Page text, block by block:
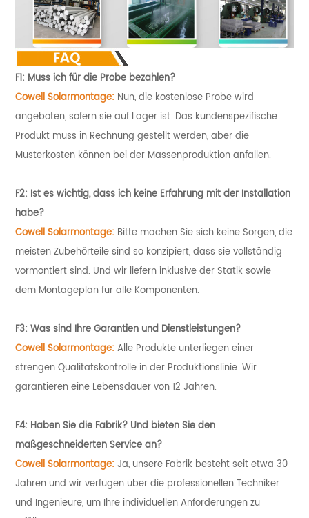
F1: Muss ich für die Probe bezahlen?
Cowell Solarmontage: Nun, die kostenlose Probe wird
angeboten, sofern sie auf Lager ist. Das kundenspezifische
Produkt muss in Rechnung gestellt werden, aber die
Musterkosten können bei der Massenproduktion anfallen.
F2: Ist es wichtig, dass ich keine Erfahrung mit der Installation
habe?
Cowell Solarmontage: Bitte machen Sie sich keine Sorgen, die
meisten Zubehörteile sind so konzipiert, dass sie vollständig
vormontiert sind. Und wir liefern inklusive der Statik sowie
dem Montageplan für alle Komponenten.
F3: Was sind Ihre Garantien und Dienstleistungen?
Cowell Solarmontage:Alle Produkte unterliegen einer
strengen Qualitätskontrolle in der Produktionslinie. Wir
garantieren eine Lebensdauer von 12 Jahren.
F4: Haben Sie die Fabrik? Und bieten Sie den
maßgeschneiderten Service an?
Cowell Solarmontage:Ja, unsere Fabrik besteht seit etwa 30
Jahren und wir verfügen über die professionellen Techniker
und Ingenieure, um Ihre individuellen Anforderungen zu